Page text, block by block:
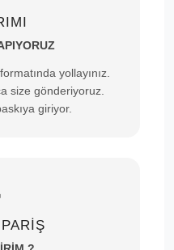
yollayınız.
size gönderiyoruz.
giriyor.